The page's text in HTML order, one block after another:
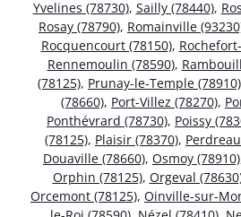
Yvelines (78730), Sailly (78440),
Rosay (78790), Romainville
Rocquencourt (78150),
Rennemoulin (78590),
(78125), Prunay-le-Temple (78910)
(78660), Port-Villez (78270),
Ponthévrard (78730), Poissy
(78125), Plaisir (78370),
Douaville (78660), Osmoy (78910)
Orphin (78125), Orgeval
Orcemont (78125), Oinville-sur-